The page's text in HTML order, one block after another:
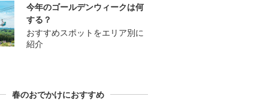
今年のゴールデンウィークは何
する？
おすすめスポットをエリア別に
紹介
春のおでかけにおすすめ